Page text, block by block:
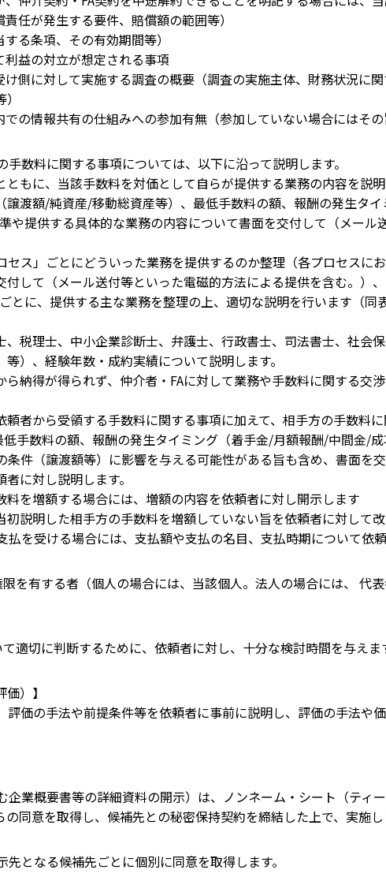
任が発生する要件、賠償額の範囲等）
る条項、その有効期間等）
益の対立が想定される事項
側に対して実施する調査の概要（調査の実施主体、財務状況に
の情報共有の仕組みへの参加有無（参加していない場合にはその
数料に関する事項については、以下に沿って説明します。
もに、当該手数料を対価として自らが提供する業務の内容を説
渡額/純資産/移動総資産等）、最低手数料の額、報酬の発生タ
提供する具体的な業務の内容について書面を交付して（メール
ス」ごとにどういった業務を提供するのか整理（各プロセスに
て（メール送付等といった電磁的方法による提供を含む。）
、提供する主な業務を整理の上、適切な説明を行います（同
税理士、中小企業診断士、弁護士、行政書士、司法書士、社会
、経験年数・成約実績について説明します。
納得が得られず、仲介者・FAに対して業務や手数料に関する交
者から受領する手数料に関する事項に加えて、相手方の手数料
数料の額、報酬の発生タイミング（着手金/月額報酬/中間金/成
件（譲渡額等）に影響を与える可能性がある旨も含め、書面を
に対し説明します。
を増額する場合には、増額の内容を依頼者に対し開示します
説明した相手方の手数料を増額していない旨を依頼者に対して改
を受ける場合には、支払額や支払の名目、支払時期について依頼
を有する者（個人の場合には、当該個人。法人の場合には、 代
適切に判断するために、依頼者に対し、十分な検討時間を与えま
）】
価の手法や前提条件等を依頼者に事前に説明し、評価の手法や
業概要書等の詳細資料の開示）は、ノンネーム・シート（ティ
意を取得し、候補先との秘密保持契約を締結した上で、実施し
となる候補先ごとに個別に同意を取得します。